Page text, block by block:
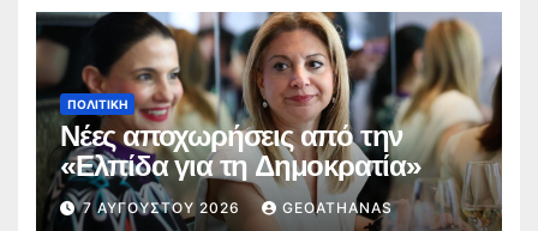
ΠΟΛΙΤΙΚΉ
Νέες αποχωρήσεις από την
«Ελπίδα για τη Δημοκρατία»
7 ΑΥΓΟΎΣΤΟΥ 2026 GEOATHANAS